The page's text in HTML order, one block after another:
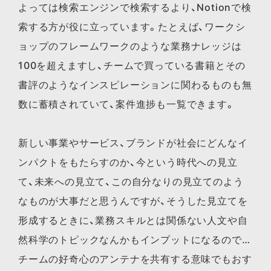
よっては検索エンジンで検索するより、Notionで検
索する方が役に立っています。たとえば、ワークシ
ョップのフレームワークのような業務ナレッジは
100を超えますし、チームで買っている書籍とその
書評のようなインスピレーションに関わるものも無
数に蓄積されていて、案件進捗も一覧できます。
新しい事業やサービス、ブランドが社会にどんなイ
ンパクトをもたらすのか、今という時代への見立
て、未来への見立て、この自分なりの見立てのよう
なものが大事だと思うんですが、そうした見立てを
形成するときに、業務スキルとは関係ない人文や自
然科学のトピックなんかもインプットになるので…
チームの好奇心のアンテナを共有する意味でもおす